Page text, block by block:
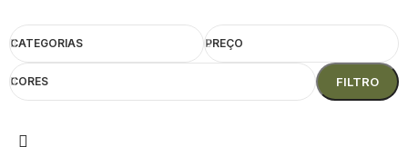
CATEGORIAS PREÇO
CORES FILTRO